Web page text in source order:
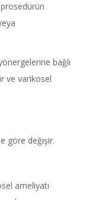
bağlı
ve varikosel
göre değişir.
ameliyatı